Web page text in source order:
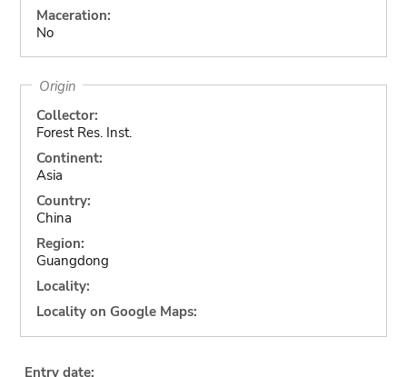
Maceration:
No
Origin
Collector:
Forest Res. Inst.
Continent:
Asia
Country:
China
Region:
Guangdong
Locality:
Locality on Google Maps:
Entry date: